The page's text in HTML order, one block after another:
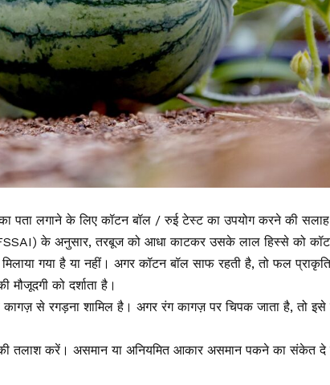
पता लगाने के लिए कॉटन बॉल / रुई टेस्ट का उपयोग करने की सलाह
(FSSAI) के अनुसार, तरबूज को आधा काटकर उसके लाल हिस्से को
गया है या नहीं। अगर कॉटन बॉल साफ रहती है, तो फल
मौजूदगी को दर्शाता है।
से रगड़ना शामिल है। अगर रंग कागज़ पर चिपक जाता है, तो इसे
तलाश करें। असमान या अनियमित आकार असमान पकने का संकेत